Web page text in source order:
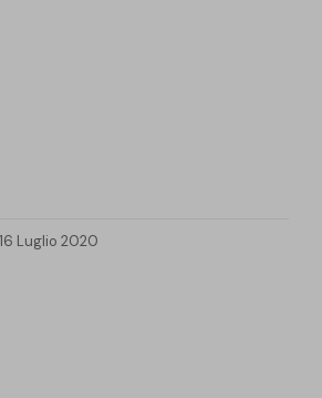
16 Luglio 2020